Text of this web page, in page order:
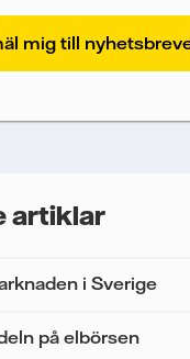
och respekterar din
ska
till dig, behöver vi
prestanda, inklusive
kan när som helst
till att Vattenfall
artiklar
i Sverige
på elbörsen